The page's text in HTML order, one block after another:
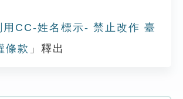
用CC-姓名標示- 禁止改作 臺
條款 」釋出